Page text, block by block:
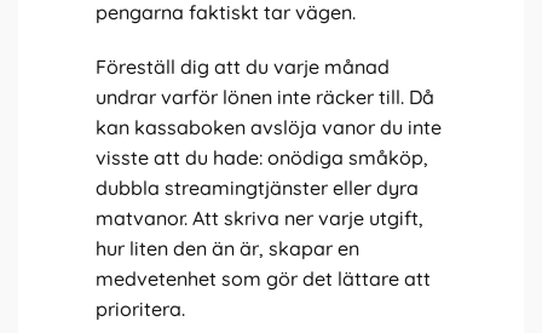
pengarna faktiskt tar vägen.
Föreställ dig att du varje månad
undrar varför lönen inte räcker till. Då
kan kassaboken avslöja vanor du inte
visste att du hade: onödiga småköp,
dubbla streamingtjänster eller dyra
matvanor. Att skriva ner varje utgift,
hur liten den än är, skapar en
medvetenhet som gör det lättare att
prioritera.